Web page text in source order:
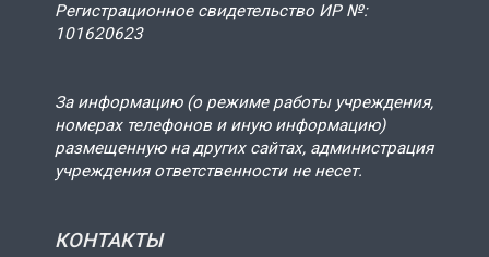
Регистрационное свидетельство ИР №:
101620623
За информацию (о режиме работы учреждения,
номерах телефонов и иную информацию)
размещенную на других сайтах, администрация
учреждения ответственности не несет.
КОНТАКТЫ